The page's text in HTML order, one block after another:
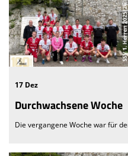
17 Dez
Durchwachsene Woche
Die vergangene Woche war für